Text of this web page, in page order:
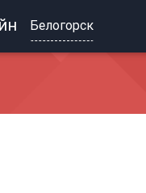
Белогорск